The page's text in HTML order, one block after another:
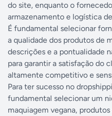
do site, enquanto o
armazenamento e logística
É fundamental selecionar
a qualidade dos produtos de
descrições e a pontualidade
para garantir a satisfação do
altamente competitivo e
Para ter sucesso no
fundamental selecionar um
maquiagem vegana,